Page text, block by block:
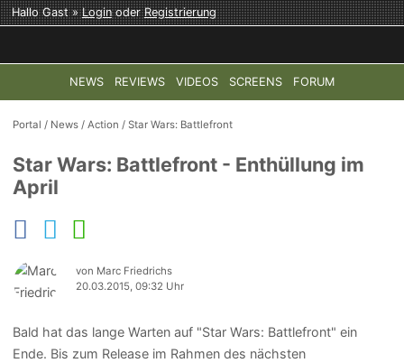
Hallo Gast »LoginoderRegistrierung
NEWS REVIEWS VIDEOS SCREENS FORUM
TOP-THEMEN: COD: MODERN WARFARE 4 HALO:
Portal / News /Action /Star Wars: Battlefront
Star Wars: Battlefront - Enthüllung im
April
von Marc Friedrichs
20.03.2015, 09:32 Uhr
Bald hat das lange Warten auf "Star Wars: Battlefront" ein
Ende. Bis zum Release im Rahmen des nächsten